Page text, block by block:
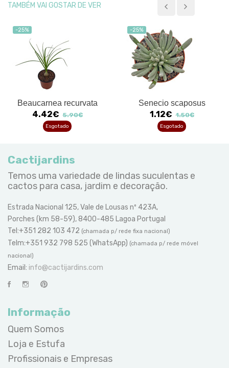
TAMBÉM VAI GOSTAR DE VER
-25%
Beaucarnea recurvata
4.42€ 5.90€
Esgotado
-25%
Senecio scaposus
1.12€ 1.50€
Esgotado
Cactijardins
Temos uma variedade de lindas suculentas e
cactos para casa, jardim e decoração.
Estrada Nacional 125, Vale de Lousas nº 423A,
Porches (km 58-59), 8400-485 Lagoa Portugal
Tel:+351 282 103 472 (chamada p/ rede fixa nacional)
Telm:+351 932 798 525 (WhatsApp) (chamada p/ rede móvel
nacional)
Email: info@cactijardins.com
Informação
Quem Somos
Loja e Estufa
Profissionais e Empresas